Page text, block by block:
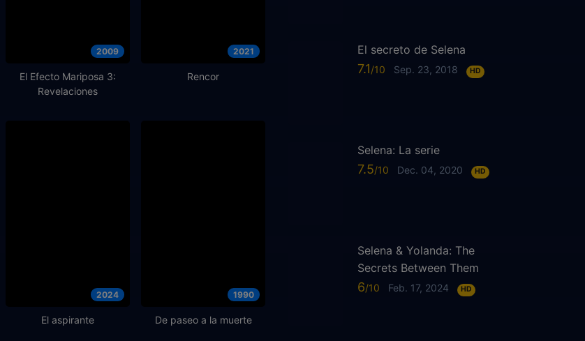
2009
El Efecto Mariposa 3:
Revelaciones
2021
Rencor
2024
El aspirante
1990
De paseo a la muerte
El secreto de Selena
7.1 Sep. 23, 2018 HD
Selena: La serie
7.5 Dec. 04, 2020 HD
Selena & Yolanda: The
Secrets Between Them
6 Feb. 17, 2024 HD